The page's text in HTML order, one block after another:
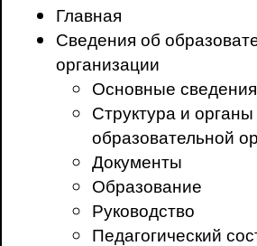
Главная
Сведения об
организации
Основные сведения
Структура и
образовательной
Документы
Образование
Руководство
Педагогический